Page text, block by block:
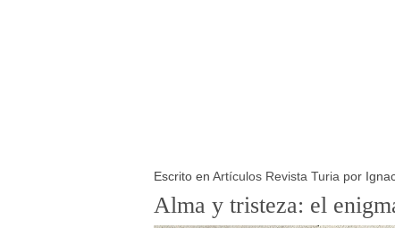
Escrito en Artículos Revista Turia por
Alma y tristeza: el